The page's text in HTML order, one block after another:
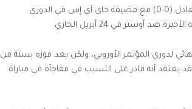
وأعقب فريق المدرب جاني هونكافارا رحلته الناجحة إلى النمسا بالتعادل (0-0) مع مضيفه جاي آي إس في الدوري
لدوري المؤتمر الأوروبي، ولكن بعد فوزه بستة من
يعتقد أنه قادر على التسبب في مفاجأة في مباراة